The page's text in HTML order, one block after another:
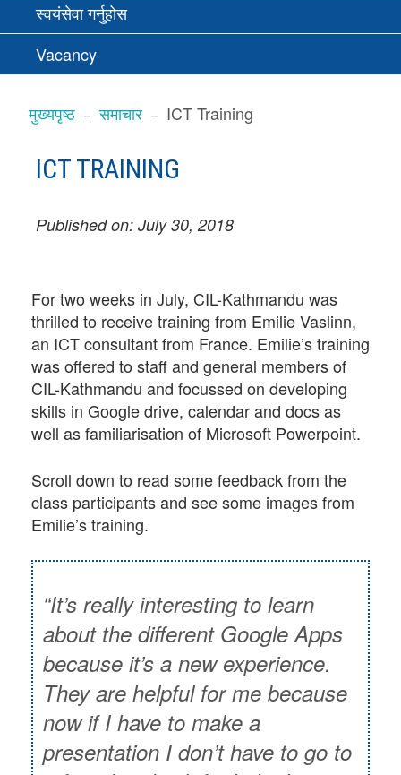
स्वयंसेवा गर्नुहोस
Vacancy
मुख्यपृष्ठ समाचार ICT Training
ICT TRAINING
Published on: July 30, 2018
For two weeks in July, CIL-Kathmandu was
thrilled to receive training from Emilie Vaslinn,
an ICT consultant from France. Emilie’s training
was offered to staff and general members of
CIL-Kathmandu and focussed on developing
skills in Google drive, calendar and docs as
well as familiarisation of Microsoft Powerpoint.
Scroll down to read some feedback from the
class participants and see some images from
Emilie’s training.
“It’s really interesting to learn
about the different Google Apps
because it’s a new experience.
They are helpful for me because
now if I have to make a
presentation I don’t have to go to